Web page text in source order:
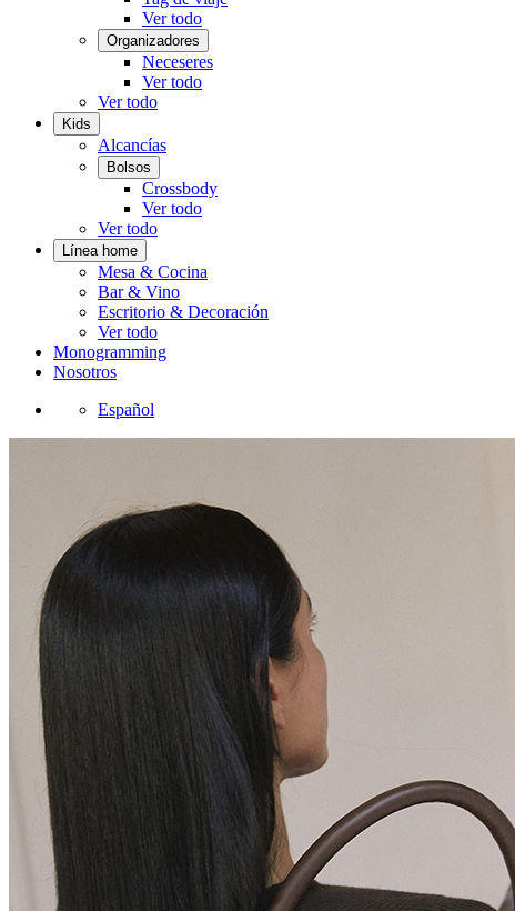
Ver todo
Organizadores
Neceseres
Ver todo
Ver todo
Kids
Alcancías
Bolsos
Crossbody
Ver todo
Ver todo
Línea home
Mesa & Cocina
Bar & Vino
Escritorio & Decoración
Ver todo
Monogramming
Nosotros
Español